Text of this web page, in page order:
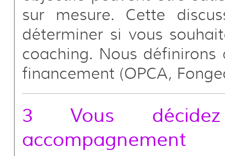
sur mesure. Cette
déterminer si vous
coaching. Nous
financement (OPCA,
3 Vous
accompagnement